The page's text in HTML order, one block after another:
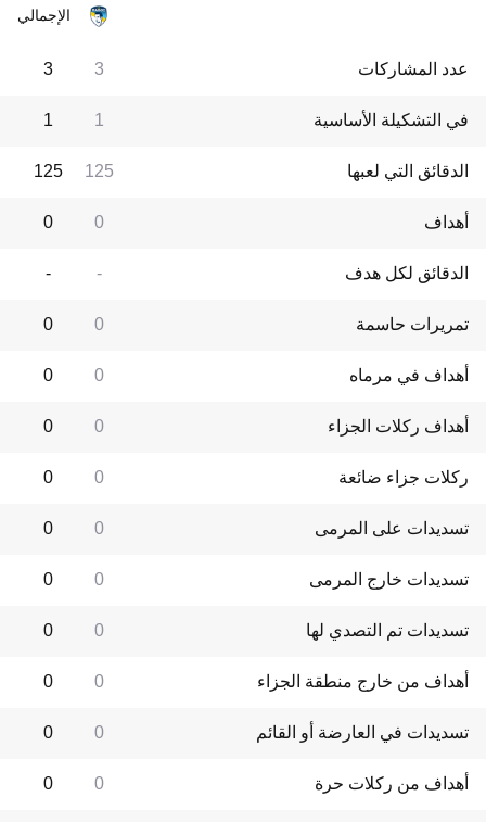
الإجمالي
عدد المشاركات 3
3
في التشكيلة الأساسية 1
1
الدقائق التي لعبها 125
125
أهداف 0
0
الدقائق لكل هدف -
-
تمريرات حاسمة 0
0
أهداف في مرماه 0
0
أهداف ركلات الجزاء 0
0
ركلات جزاء ضائعة 0
0
تسديدات على المرمى 0
0
تسديدات خارج المرمى 0
0
تسديدات تم التصدي لها 0
0
أهداف من خارج منطقة الجزاء 0
0
تسديدات في العارضة أو القائم 0
0
أهداف من ركلات حرة 0
0